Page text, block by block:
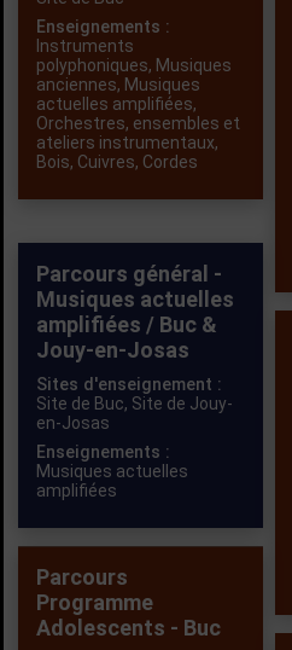
Enseignements :
Instruments
polyphoniques, Musiques
anciennes, Musiques
actuelles amplifiées,
Orchestres, ensembles et
ateliers instrumentaux,
Bois, Cuivres, Cordes
Parcours général -
Musiques actuelles
amplifiées / Buc &
Jouy-en-Josas
Sites d'enseignement :
Site de Buc, Site de Jouy-
en-Josas
Enseignements :
Musiques actuelles
amplifiées
Parcours
Programme
Adolescents - Buc